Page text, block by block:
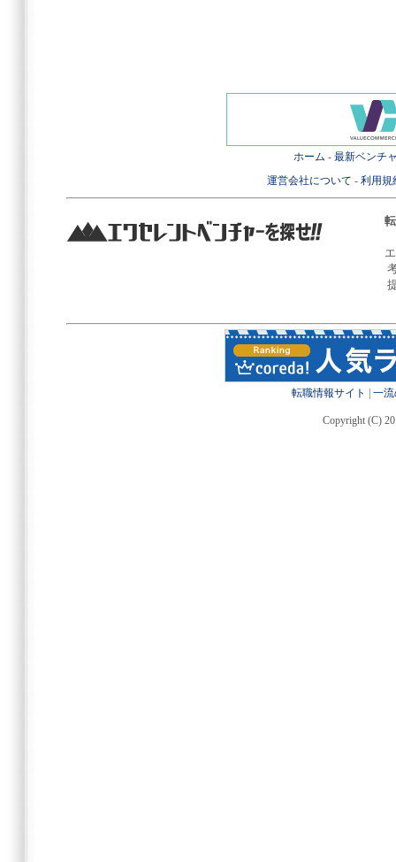
ホーム - 最新ベンチ
運営会社について - 利用規
転職情報サイト 一
Copyright (C)